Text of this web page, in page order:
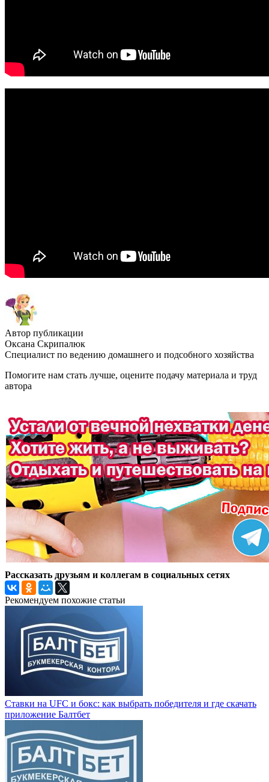
Автор публикации
Оксана Скрипалюк
Специалист по ведению домашнего и подсобного хозяйства
Помогите нам стать лучше, оцените подачу материала и труд
автора
Рассказать друзьям и коллегам в социальных сетях
Рекомендуем похожие статьи
Ставки на UFC и бокс: как выбрать победителя и где скачать
приложение Балтбет